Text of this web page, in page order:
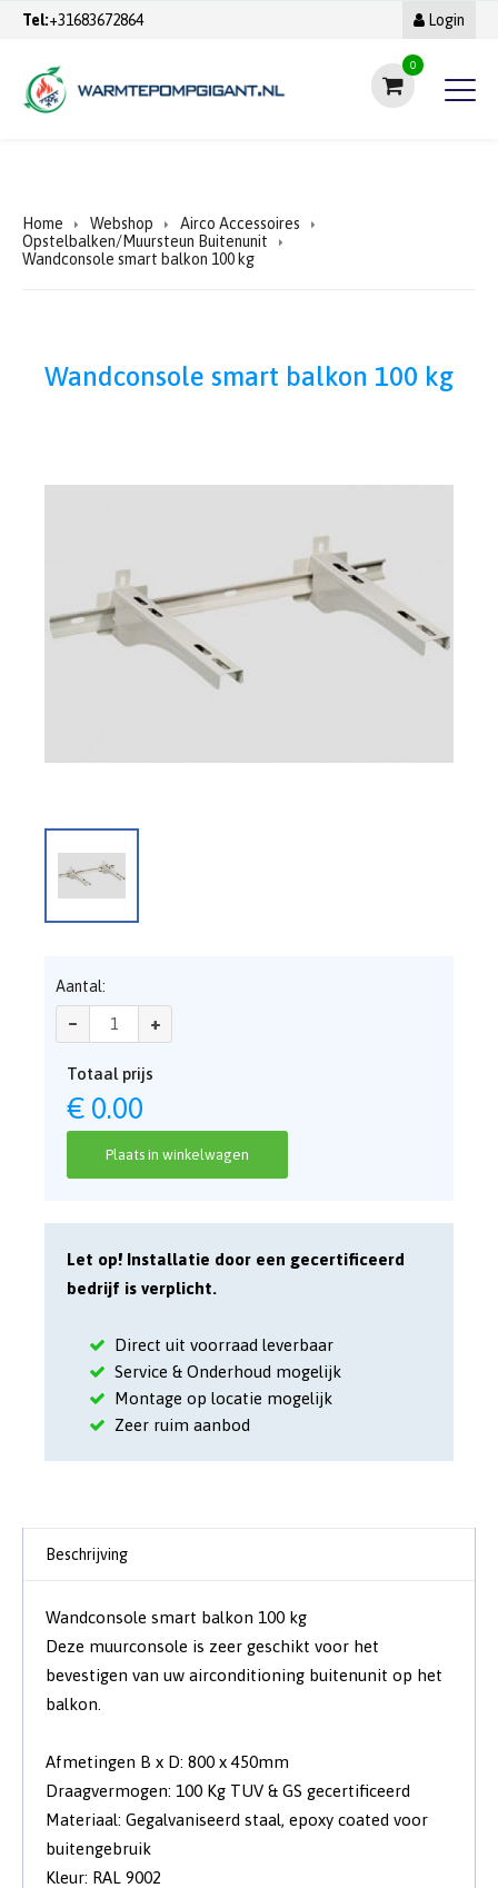
Tel:+31683672864 Login
0
Home Webshop
Airco Accessoires
Opstelbalken/Muursteun Buitenunit
Wandconsole smart balkon 100 kg
Wandconsole smart balkon 100 kg
Aantal:
– +
Totaal prijs
€ 0.00
Plaats in winkelwagen
Let op! Installatie door een gecertificeerd
bedrijf is verplicht.
Direct uit voorraad leverbaar
Service & Onderhoud mogelijk
Montage op locatie mogelijk
Zeer ruim aanbod
Beschrijving
Wandconsole smart balkon 100 kg
Deze muurconsole is zeer geschikt voor het
bevestigen van uw airconditioning buitenunit op het
balkon.
Afmetingen B x D: 800 x 450mm
Draagvermogen: 100 Kg TUV & GS gecertificeerd
Materiaal: Gegalvaniseerd staal, epoxy coated voor
buitengebruik
Kleur: RAL 9002